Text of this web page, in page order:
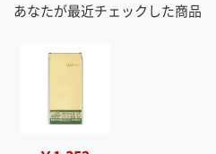
あなたが最近チェックした商品